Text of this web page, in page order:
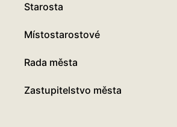
Starosta
Místostarostové
Rada města
Zastupitelstvo města